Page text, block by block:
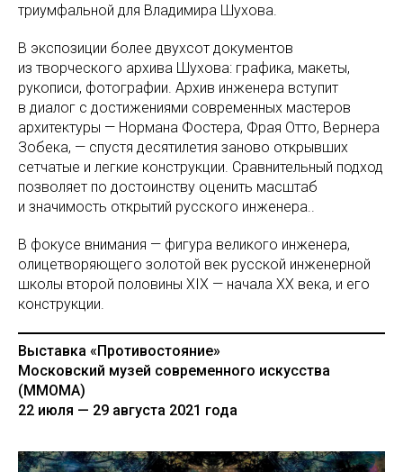
триумфальной для Владимира Шухова.
В экспозиции более двухсот документов
из творческого архива Шухова: графика, макеты,
рукописи, фотографии. Архив инженера вступит
в диалог с достижениями современных мастеров
архитектуры — Нормана Фостера, Фрая Отто, Вернера
Зобека, — спустя десятилетия заново открывших
сетчатые и легкие конструкции. Сравнительный подход
позволяет по достоинству оценить масштаб
и значимость открытий русского инженера..
В фокусе внимания — фигура великого инженера,
олицетворяющего золотой век русской инженерной
школы второй половины XIX — начала XX века, и его
конструкции.
Выставка «Противостояние»
Московский музей современного искусства
(MMOMA)
22 июля — 29 августа 2021 года